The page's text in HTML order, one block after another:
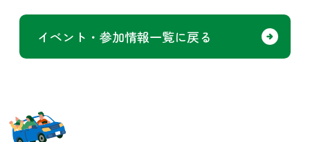
イベント・参加情報一覧に戻る